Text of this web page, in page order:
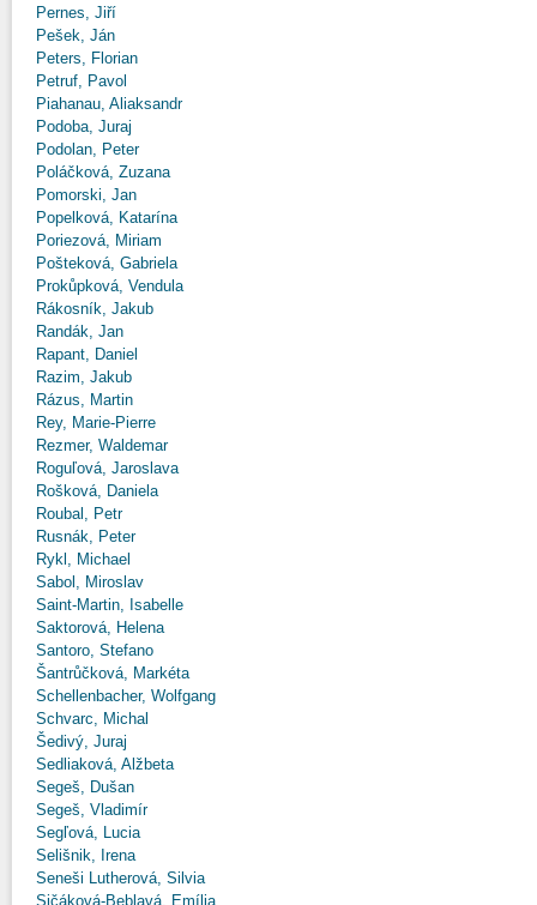
Pernes, Jiří
Pešek, Ján
Peters, Florian
Petruf, Pavol
Piahanau, Aliaksandr
Podoba, Juraj
Podolan, Peter
Poláčková, Zuzana
Pomorski, Jan
Popelková, Katarína
Poriezová, Miriam
Pošteková, Gabriela
Prokůpková, Vendula
Rákosník, Jakub
Randák, Jan
Rapant, Daniel
Razim, Jakub
Rázus, Martin
Rey, Marie-Pierre
Rezmer, Waldemar
Roguľová, Jaroslava
Rošková, Daniela
Roubal, Petr
Rusnák, Peter
Rykl, Michael
Sabol, Miroslav
Saint-Martin, Isabelle
Saktorová, Helena
Santoro, Stefano
Šantrůčková, Markéta
Schellenbacher, Wolfgang
Schvarc, Michal
Šedivý, Juraj
Sedliaková, Alžbeta
Segeš, Dušan
Segeš, Vladimír
Segľová, Lucia
Selišnik, Irena
Seneši Lutherová, Silvia
Sičáková-Beblavá, Emília